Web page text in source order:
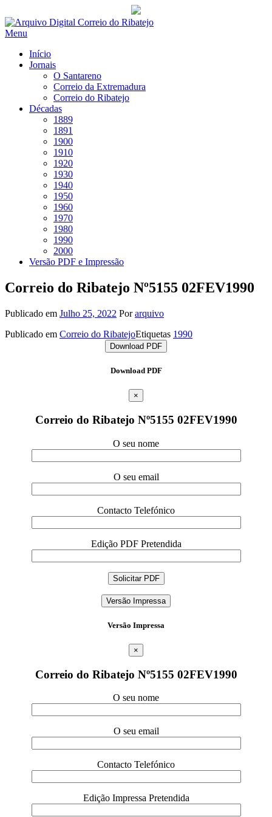
Saltar
para
Menu
Início
Jornais
O Santareno
Correio da Extremadura
Correio do Ribatejo
Décadas
1889
1891
1900
1910
1920
1930
1940
1950
1960
1970
1980
1990
2000
Versão PDF e Impressão
Correio do Ribatejo Nº5155 02FEV1990
Publicado em Julho 25, 2022 Porarquivo
Publicado em Correio do RibatejoEtiquetas 1990
Download PDF
Download PDF
×
Correio do Ribatejo Nº5155 02FEV1990
O seu nome
O seu email
Contacto Telefónico
Edição PDF Pretendida
Versão Impressa
Versão Impressa
×
Correio do Ribatejo Nº5155 02FEV1990
O seu nome
O seu email
Contacto Telefónico
Edição Impressa Pretendida